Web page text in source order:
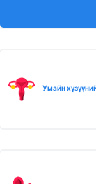
Умайн